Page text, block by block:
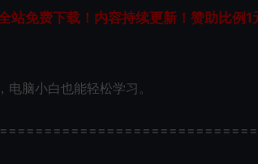
站免费下载！内容持续更新！赞助比例
脑小白也能轻松学习。